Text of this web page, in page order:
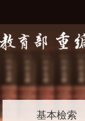
基本檢索